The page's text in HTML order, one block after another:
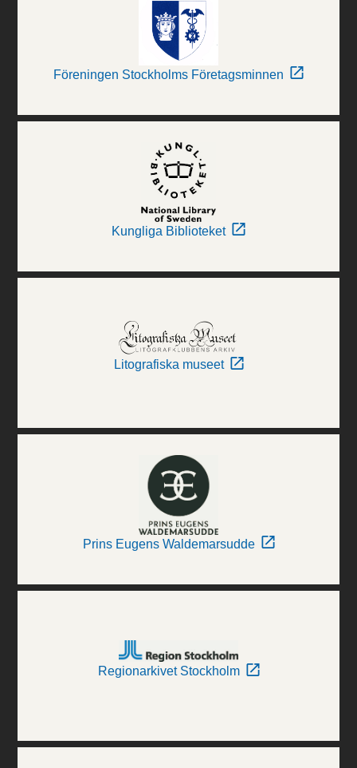
Föreningen Stockholms Företagsminnen
Kungliga Biblioteket
Litografiska museet
Prins Eugens Waldemarsudde
Regionarkivet Stockholm